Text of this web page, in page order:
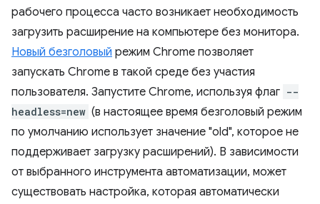
рабочего процесса часто возникает необходимость
загрузить расширение на компьютере без монитора.
Новый безголовый режим Chrome позволяет
запускать Chrome в такой среде без участия
пользователя. Запустите Chrome, используя флаг --
headless=new (в настоящее время безголовый режим
по умолчанию использует значение "old", которое не
поддерживает загрузку расширений). В зависимости
от выбранного инструмента автоматизации, может
существовать настройка, которая автоматически